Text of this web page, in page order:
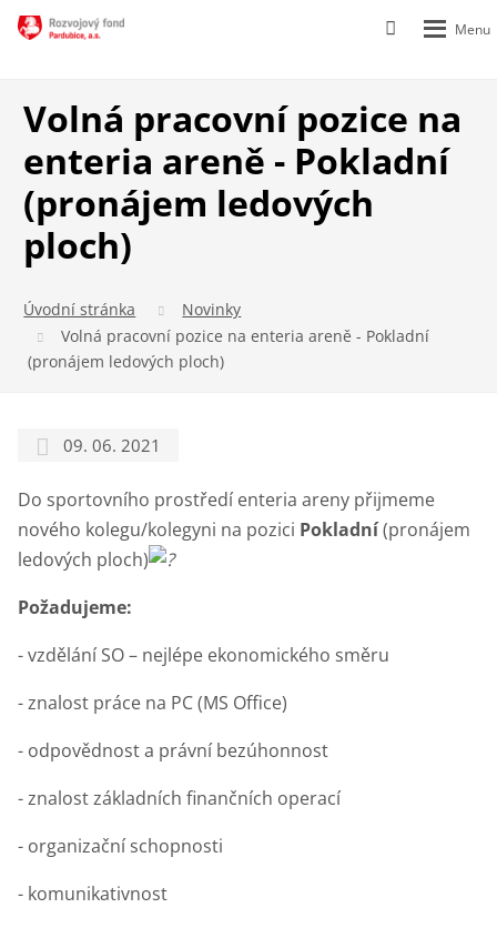
Vyhledávání
Volná pracovní pozice na
enteria areně - Pokladní
(pronájem ledových
ploch)
Úvodní stránka
Novinky
Volná pracovní pozice na enteria areně - Pokladní
(pronájem ledových ploch)
09. 06. 2021
Do sportovního prostředí enteria areny přijmeme
nového kolegu/kolegyni na pozici Pokladní(pronájem
ledových ploch)
Požadujeme:
- vzdělání SO – nejlépe ekonomického směru
- znalost práce na PC (MS Office)
- odpovědnost a právní bezúhonnost
- znalost základních finančních operací
- organizační schopnosti
- komunikativnost